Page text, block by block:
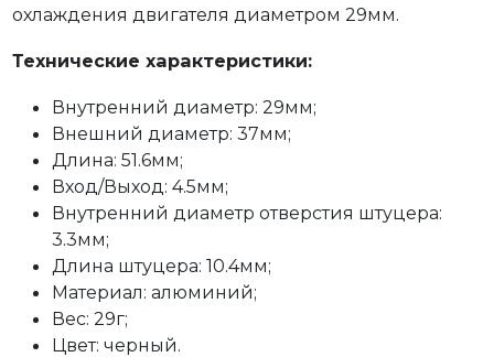
охлаждения двигателя диаметром 29мм.
Технические характеристики:
Внутренний диаметр: 29мм;
Внешний диаметр: 37мм;
Длина: 51.6мм;
Вход/Выход: 4.5мм;
Внутренний диаметр отверстия штуцера:
3.3мм;
Длина штуцера: 10.4мм;
Материал: алюминий;
Вес: 29г;
Цвет: черный.